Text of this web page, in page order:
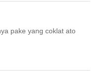
pake yang coklat ato